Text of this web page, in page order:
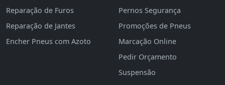
Reparação de Furos
Reparação de Jantes
Encher Pneus com Azoto
Pernos Segurança
Promoções de Pneus
Marcação Online
Pedir Orçamento
Suspensão